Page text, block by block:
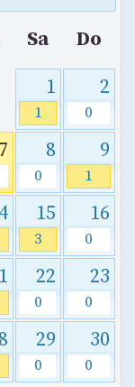
Sa
Do
1
1
2
0
7 8
0
9
1
15
3
16
0
22
0
23
0
29
0
30
0